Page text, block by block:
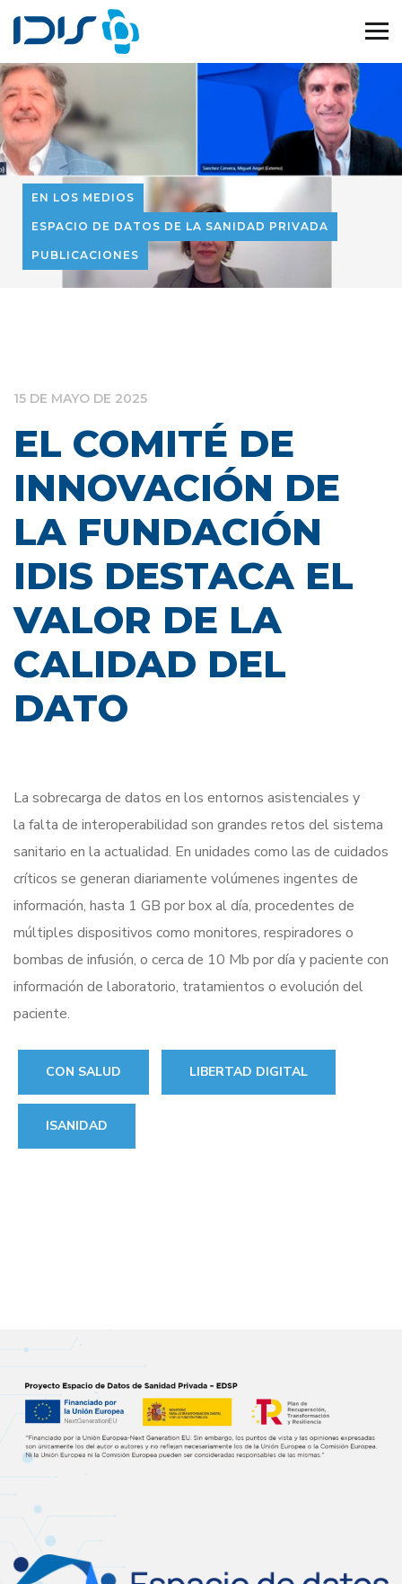
EN LOS MEDIOS
ESPACIO DE DATOS DE LA SANIDAD PRIVADA
PUBLICACIONES
15 DE MAYO DE 2025
EL COMITÉ DE
INNOVACIÓN DE
LA FUNDACIÓN
IDIS DESTACA EL
VALOR DE LA
CALIDAD DEL
DATO
La sobrecarga de datos en los entornos asistenciales y
la falta de interoperabilidad son grandes retos del sistema
sanitario en la actualidad. En unidades como las de cuidados
críticos se generan diariamente volúmenes ingentes de
información, hasta 1 GB por box al día, procedentes de
múltiples dispositivos como monitores, respiradores o
bombas de infusión, o cerca de 10 Mb por día y paciente con
información de laboratorio, tratamientos o evolución del
paciente.
CON SALUD LIBERTAD DIGITAL
ISANIDAD